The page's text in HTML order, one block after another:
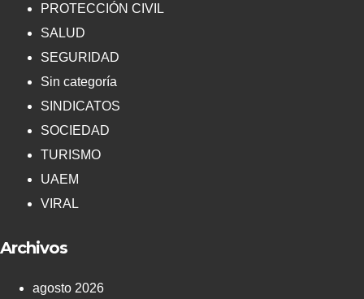
PROTECCIÓN CIVIL
SALUD
SEGURIDAD
Sin categoría
SINDICATOS
SOCIEDAD
TURISMO
UAEM
VIRAL
Archivos
agosto 2026